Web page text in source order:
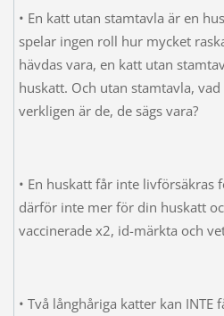
• En katt utan stamtavla är en
spelar ingen roll hur mycket
hävdas vara, en katt utan
huskatt. Och utan stamtavla,
verkligen är de, de sägs vara?
• En huskatt får inte livförsäkras
därför inte mer för din huskatt
vaccinerade x2, id-märkta och
• Två långhåriga katter kan